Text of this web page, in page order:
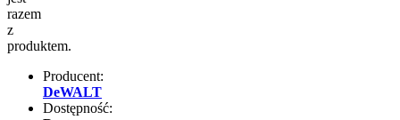
razem
z
produktem.
Producent:
DeWALT
Dostępność: